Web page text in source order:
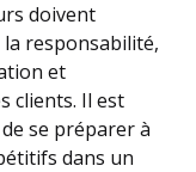
doivent
la responsabilité,
et
clients. Il est
se préparer à
dans un